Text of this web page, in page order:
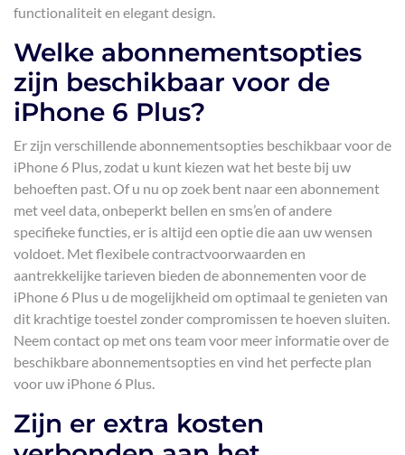
functionaliteit en elegant design.
Welke abonnementsopties
zijn beschikbaar voor de
iPhone 6 Plus?
Er zijn verschillende abonnementsopties beschikbaar voor de
iPhone 6 Plus, zodat u kunt kiezen wat het beste bij uw
behoeften past. Of u nu op zoek bent naar een abonnement
met veel data, onbeperkt bellen en sms’en of andere
specifieke functies, er is altijd een optie die aan uw wensen
voldoet. Met flexibele contractvoorwaarden en
aantrekkelijke tarieven bieden de abonnementen voor de
iPhone 6 Plus u de mogelijkheid om optimaal te genieten van
dit krachtige toestel zonder compromissen te hoeven sluiten.
Neem contact op met ons team voor meer informatie over de
beschikbare abonnementsopties en vind het perfecte plan
voor uw iPhone 6 Plus.
Zijn er extra kosten